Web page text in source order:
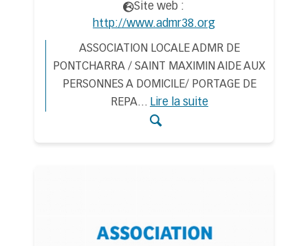
Site web :
http://www.admr38.org
ASSOCIATION LOCALE ADMR DE
PONTCHARRA / SAINT MAXIMIN AIDE AUX
PERSONNES A DOMICILE/ PORTAGE DE
REPA... Lire la suite
Accéder aux détails